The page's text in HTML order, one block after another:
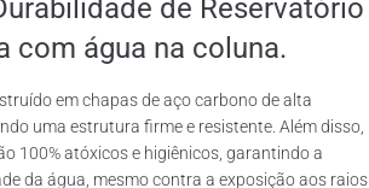
de Reservatório
com água na coluna.
em chapas de aço carbono de alta
uma estrutura firme e resistente. Além disso,
100% atóxicos e higiênicos, garantindo a
da água, mesmo contra a exposição aos raios